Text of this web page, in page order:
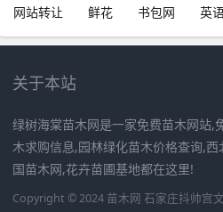
网站转让
鲜花 书包网 英
关于本站
绿树海棠苗木网是一家免费苗木网站,
木求购信息,园林绿化苗木价格查询,
国苗木网,花卉苗圃基地都在这里!
Copyright © 2024 苗木网 石家庄抖帅宫